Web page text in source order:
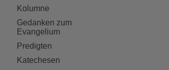
Kolumne
Gedanken zum
Evangelium
Predigten
Katechesen